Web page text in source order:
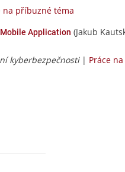
na příbuzné téma
Mobile Application (Jakub
kyberbezpečnosti| Práce